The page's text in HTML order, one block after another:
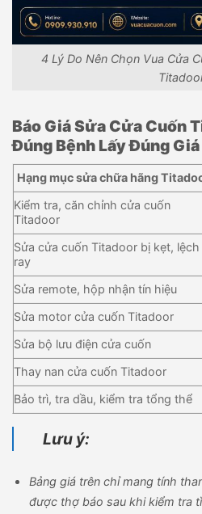
4 Lý Do Nên Chọn Vua Cửa
Báo Giá Sửa Cửa Cuốn
Đúng Bệnh Lấy Đúng Giá
Hạng mục sửa chữa hãng
Kiểm tra, căn chỉnh cửa cuốn
Titadoor
Sửa cửa cuốn Titadoor bị kẹt, lệch
ray
Sửa remote, hộp nhận tín hiệu
Sửa motor cửa cuốn Titadoor
Sửa bộ lưu điện cửa cuốn
Thay nan cửa cuốn Titadoor
Bảo trì, tra dầu, kiểm tra tổng thể
Lưu ý:
Bảng giá trên chỉ mang tính
được thợ báo sau khi kiểm tra